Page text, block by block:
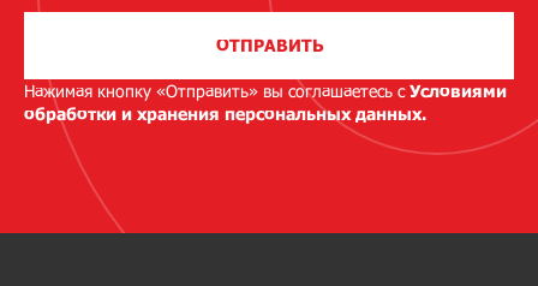
ОТПРАВИТЬ
Нажимая кнопку «Отправить» вы соглашаетесь сУсловиями
обработки и хранения персональных данных.